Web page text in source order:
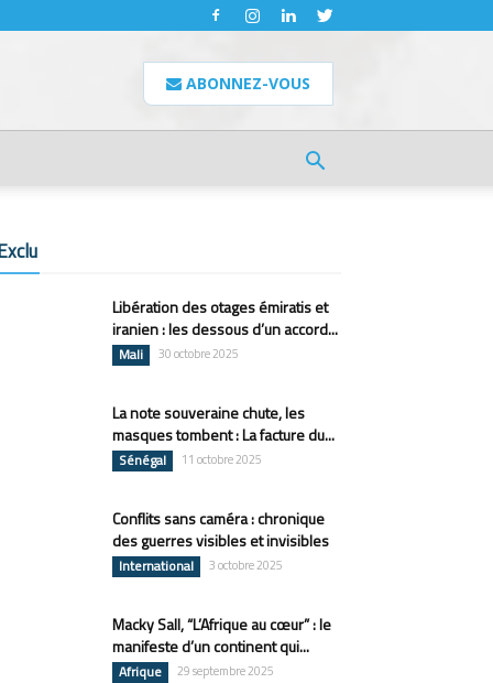
ABONNEZ-VOUS
Libération des otages émiratis et
iranien : les dessous d’un accord...
Mali 30 octobre 2025
La note souveraine chute, les
masques tombent : La facture du...
Sénégal 11 octobre 2025
Conflits sans caméra : chronique
des guerres visibles et invisibles
International 3 octobre 2025
Macky Sall, “L’Afrique au cœur” : le
manifeste d’un continent qui...
Afrique 29 septembre 2025